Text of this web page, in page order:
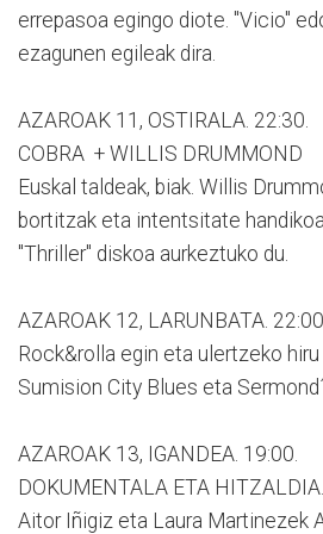
errepasoa egingo diote. "Vicio"
ezagunen egileak dira.
AZAROAK 11, OSTIRALA. 22:30.
COBRA + WILLIS DRUMMOND
Euskal taldeak, biak. Willis
bortitzak eta intentsitate
"Thriller" diskoa aurkeztuko du.
AZAROAK 12, LARUNBATA. 22:00.
Rock&rolla egin eta ulertzeko
Sumision City Blues eta
AZAROAK 13, IGANDEA. 19:00.
DOKUMENTALA ETA HITZALDIA.
Aitor Iñigiz eta Laura Martinezek